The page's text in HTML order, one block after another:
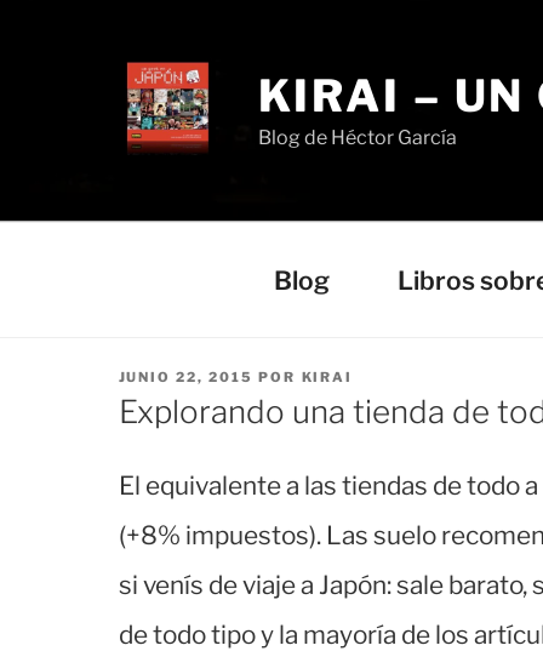
KIRAI – UN
Blog de Héctor García
Blog Libros
PUBLICADO
EL
JUNIO 22, 2015 POR KIRAI
Explorando una tienda de
El equivalente a las tiendas de todo
(+8% impuestos). Las suelo
si venís de viaje a Japón: sale
de todo tipo y la mayoría de los